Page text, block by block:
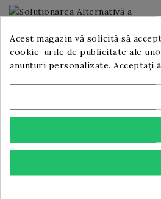
Utile
Despre noi
Contact
Proiect IT pentru Digitalizarea
Comunicat de presă începere
Comunicat de presă finalizare
Acest magazin vă solicită să
cookie-urile de publicitate ale
anunțuri personalizate. Acceptați